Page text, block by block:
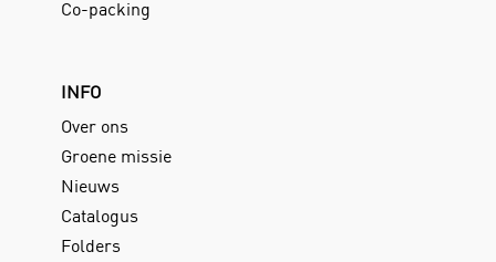
Co-packing
INFO
Over ons
Groene missie
Nieuws
Catalogus
Folders